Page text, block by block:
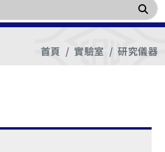
搜
首頁 實驗室 研究儀器